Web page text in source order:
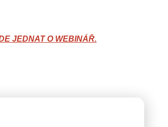
JEDNAT O WEBINÁŘ.